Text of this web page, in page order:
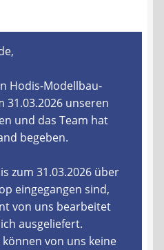
Umwelt
Hodis-Modellbau-
31.03.2026 unseren
und das Team hat
begeben.
zum 31.03.2026 über
eingegangen sind,
von uns bearbeitet
ausgeliefert.
können von uns keine